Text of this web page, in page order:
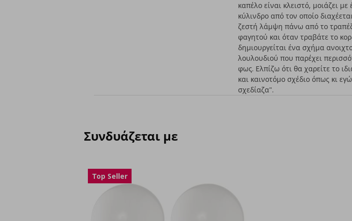
καπέλο είναι κλειστό, μοιάζει με
κύλινδρο από τον οποίο
ζεστή λάμψη πάνω από το
φαγητού και όταν τραβάτε το
δημιουργείται ένα σχήμα
λουλουδιού που παρέχει
φως. Ελπίζω ότι θα χαρείτε το
και καινοτόμο σχέδιο όπως κι
σχεδίαζα".
Συνδυάζεται με
Top Seller